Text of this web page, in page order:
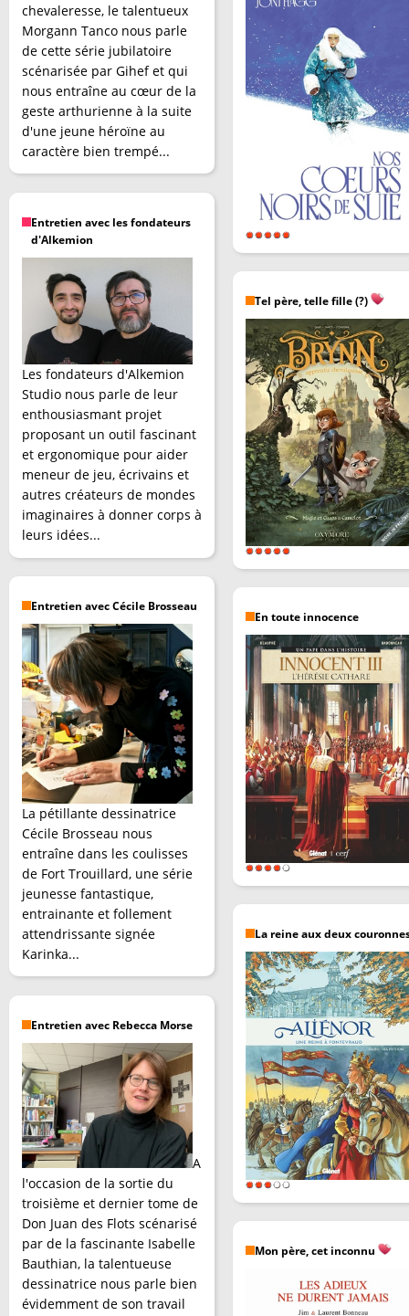
chevaleresse, le talentueux
Morgann Tanco nous parle
de cette série jubilatoire
scénarisée par Gihef et qui
nous entraîne au cœur de la
geste arthurienne à la suite
d'une jeune héroïne au
caractère bien trempé...
Entretien avec les fondateurs
d'Alkemion
Les fondateurs d'Alkemion
Studio nous parle de leur
enthousiasmant projet
proposant un outil fascinant
et ergonomique pour aider
meneur de jeu, écrivains et
autres créateurs de mondes
imaginaires à donner corps à
leurs idées...
Entretien avec Cécile Brosseau
La pétillante dessinatrice
Cécile Brosseau nous
entraîne dans les coulisses
de Fort Trouillard, une série
jeunesse fantastique,
entrainante et follement
attendrissante signée
Karinka...
Entretien avec Rebecca Morse
A
l'occasion de la sortie du
troisième et dernier tome de
Don Juan des Flots scénarisé
par de la fascinante Isabelle
Bauthian, la talentueuse
dessinatrice nous parle bien
évidemment de son travail
Tel père, telle fille (?)
En toute innocence
La reine aux deux
Mon père, cet inconnu